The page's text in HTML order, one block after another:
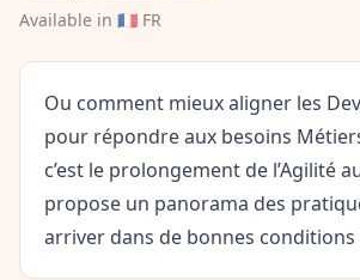
Available in 🇫🇷 FR
Ou comment mieux aligner les
pour répondre aux besoins
c’est le prolongement de l’Agilité
propose un panorama des
arriver dans de bonnes conditions